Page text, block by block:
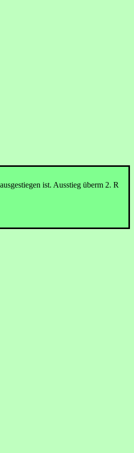
ist. Ausstieg überm 2. R